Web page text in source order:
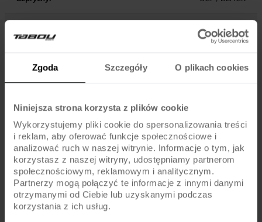
Zgoda Szczegóły O plikach cookies
Niniejsza strona korzysta z plików cookie
Wykorzystujemy pliki cookie do spersonalizowania treści
i reklam, aby oferować funkcje społecznościowe i
analizować ruch w naszej witrynie. Informacje o tym, jak
korzystasz z naszej witryny, udostępniamy partnerom
społecznościowym, reklamowym i analitycznym.
Partnerzy mogą połączyć te informacje z innymi danymi
otrzymanymi od Ciebie lub uzyskanymi podczas
korzystania z ich usług.
SCHWALBE SMART SAM / 700x40C
KOMPONENTY
Hamulce:
SHIMANO ALTUS MT200 DISC BRAKE / ROTORS
160MM
Dźwignie hamulca: SHIMANO ALTUS MT200
Pedały :